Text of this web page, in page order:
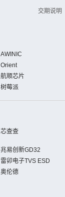
交期说明
AWINIC
Orient
航顺芯片
树莓派
芯查查
兆易创新GD32
雷卯电子TVS ESD
奥伦德